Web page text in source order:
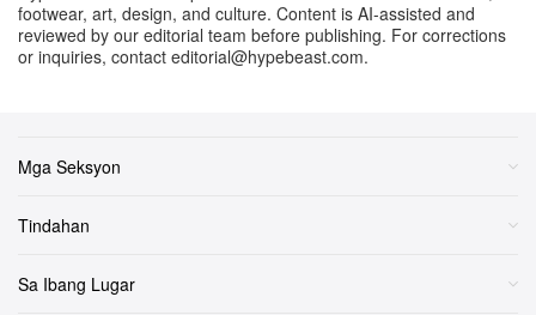
Morocco. Mula sa photographer hanggang casting
director, mula models hanggang set team, bawat still at
collection sa website ng adidas.
footwear, art, design, and culture. Content is AI-assisted and
reviewed by our editorial team before publishing. For corrections
or inquiries, contact editorial@hypebeast.com.
Mga Seksyon
Tindahan
Sa Ibang Lugar